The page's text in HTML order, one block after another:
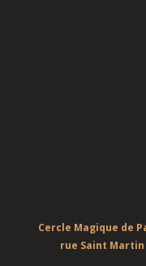
Cercle Magique de
rue Saint Martin